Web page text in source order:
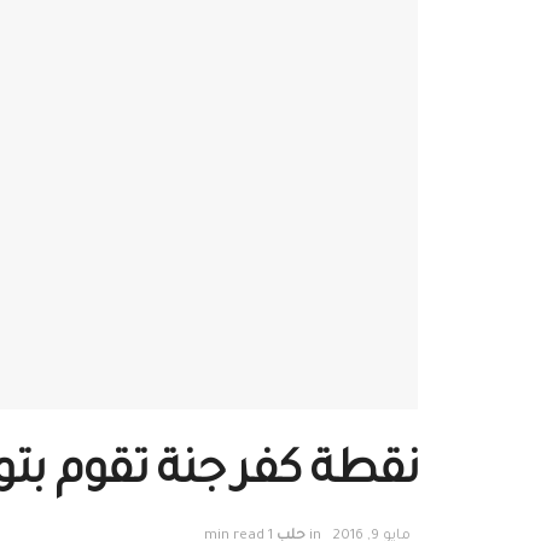
نقطة كفر جنة تقوم
مايو 9, 2016 in حلب 1 min read